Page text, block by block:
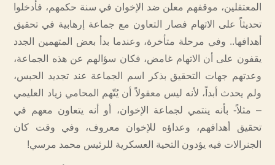
المعتقلين، موقفهم معلن ضد الإخوان في سنة حكمهم، فأدخلوا
تحديثاً على الاتهام فصار التعاون مع جماعة إرهابية في تحقيق
أهدافها.. وفي مرحلة متأخرة، وعندما بدأ بعض المتهمين الجدد
يقفون على أن الاتهام غامض، فكان سؤالهم عن هذه الجماعة،
وعدتهم جهات التحقيق بذكر اسم الجماعة عند تجديد الحبس،
ولم يحدث أبداً، لأنه ليس معقولاً أن يُتّهم المحامي زياد العليمي
– مثلاً- بأنه ينتمي لجماعة الإخوان، أو أنه يتعاون معهم في
تحقيق أهدافهم، وعداؤه للإخوان معروف، وفي وقت كان
الجنرالات فيه يؤدون التحية العسكرية للرئيس محمد مرسي!